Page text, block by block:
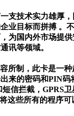
支技术实力雄厚
业目标而拼搏 。
国内外市场提
讯等领域。
所制，此卡是一种
来的密码和PIN码
信拦截， GPRS卫
些所有的程序